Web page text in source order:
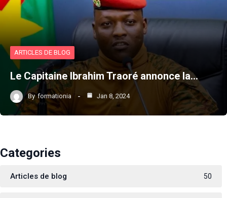
ARTICLES DE BLOG
Le Capitaine Ibrahim Traoré annonce la…
By formationia Jan 8, 2024
Categories
Articles de blog 50